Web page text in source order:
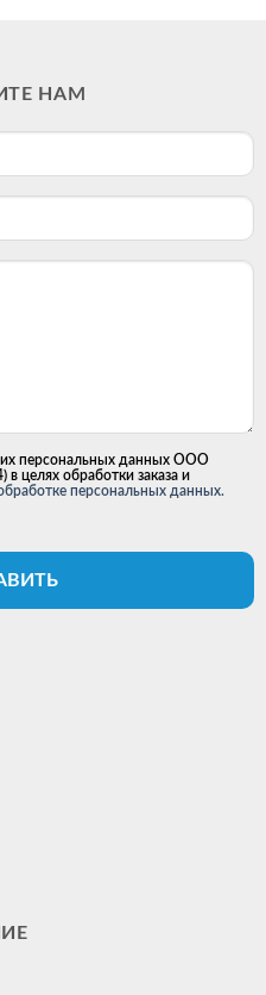
НАМ
персональных данных ООО
целях обработки заказа и
персональных данных.